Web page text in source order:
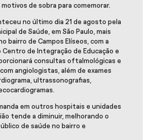
de sobra para comemorar.
no último dia 21 de agosto pela
de Saúde, em São Paulo, mais
bairro de Campos Elíseos, com a
Centro de Integração de Educação e
consultas oftalmológicas e
angiologistas, além de exames
ultrassonografias,
em outros hospitais e unidades
tende a diminuir, melhorando o
de saúde no bairro e